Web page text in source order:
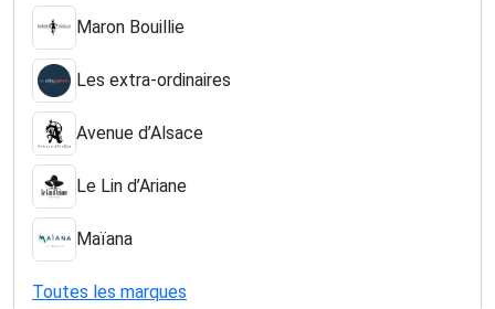
Maron Bouillie
Les extra-ordinaires
Avenue d’Alsace
Le Lin d’Ariane
Maïana
Toutes les marques